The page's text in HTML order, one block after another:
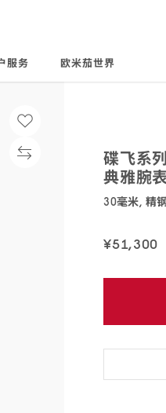
服务 欧米茄世界
碟飞系列
典雅腕
30毫米, 精
¥51,300
配
退